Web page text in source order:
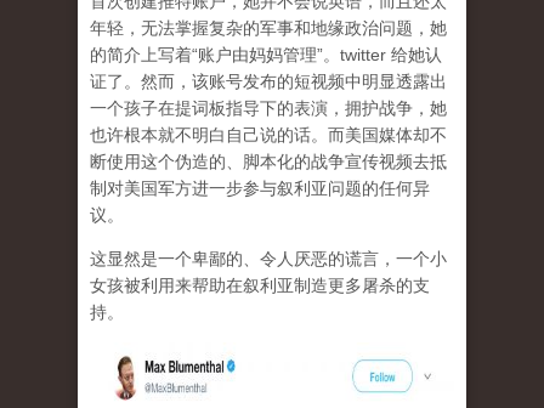
年轻，无法掌握复杂的军事和地缘政治问题，她
的简介上写着“账户由妈妈管理”。twitter 给她认
证了。然而，该账号发布的短视频中明显透露出
一个孩子在提词板指导下的表演，拥护战争，她
也许根本就不明白自己说的话。而美国媒体却不
断使用这个伪造的、脚本化的战争宣传视频去抵
制对美国军方进一步参与叙利亚问题的任何异
议。
这显然是一个卑鄙的、令人厌恶的谎言，一个小
女孩被利用来帮助在叙利亚制造更多屠杀的支
持。